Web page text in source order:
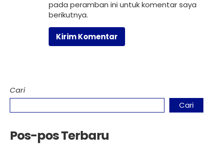
pada peramban ini untuk komentar saya
berikutnya.
Cari
Cari
Pos-pos Terbaru